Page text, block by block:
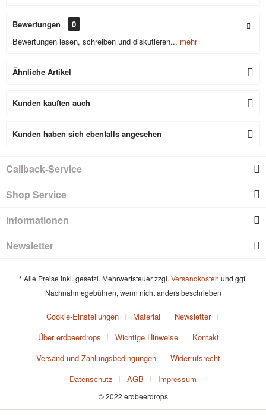
Bewertungen
0
Bewertungen lesen, schreiben und diskutieren... mehr
Ähnliche Artikel
Kunden kauften auch
Kunden haben sich ebenfalls angesehen
Callback-Service
Shop Service
Informationen
Newsletter
* Alle Preise inkl. gesetzl. Mehrwertsteuer zzgl. Versandkosten und ggf.
Nachnahmegebühren, wenn nicht anders beschrieben
Cookie-Einstellungen Material
Newsletter
Über erdbeerdrops
Wichtige Hinweise
Kontakt
Versand und Zahlungsbedingungen
Widerrufsrecht
Datenschutz
AGB Impressum
© 2022 erdbeerdrops